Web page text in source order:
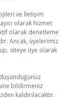
ve İletişim
olarak hizmet
olarak denetleme
Ancak, üyelerimiz
siteye üye olarak
bildirmeniz
kaldırılacaktır.